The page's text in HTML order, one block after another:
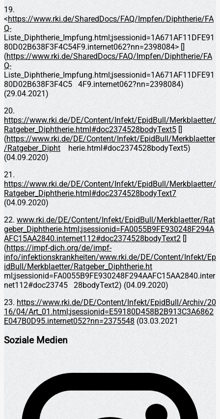
19.
<https://www.rki.de/SharedDocs/FAQ/Impfen/Diphtherie/FA
Q-
Liste_Diphtherie_Impfung.html;jsessionid=1A671AF11DFE91
80D02B638F3F4C54F9.internet062?nn=2398084> []
(https://www.rki.de/SharedDocs/FAQ/Impfen/Diphtherie/FA
Q-
Liste_Diphtherie_Impfung.html;jsessionid=1A671AF11DFE91
80D02B638F3F4C5 4F9.internet062?nn=2398084)
(29.04.2021)
20.
https://www.rki.de/DE/Content/Infekt/EpidBull/Merkblaetter/
Ratgeber_Diphtherie.html#doc2374528bodyText5[]
(https://www.rki.de/DE/Content/Infekt/EpidBull/Merkblaetter
/Ratgeber_Diphtherie.html#doc2374528bodyText5)
(04.09.2020)
21.
https://www.rki.de/DE/Content/Infekt/EpidBull/Merkblaetter/
Ratgeber_Diphtherie.html#doc2374528bodyText7
(04.09.2020)
22.www.rki.de/DE/Content/Infekt/EpidBull/Merkblaetter/Rat
geber_Diphtherie.html;jsessionid=FA0055B9FE930248F294A
AFC15AA2840.internet112#doc2374528bodyText2[]
(https://impf-dich.org/de/impf-
info/infektionskrankheiten/www.rki.de/DE/Content/Infekt/Ep
idBull/Merkblaetter/Ratgeber_Diphtherie.ht
ml;jsessionid=FA0055B9FE930248F294AAFC15AA2840.inter
net112#doc23745 28bodyText2) (04.09.2020)
23.https://www.rki.de/DE/Content/Infekt/EpidBull/Archiv/20
16/04/Art_01.html;jsessionid=E59180D458B2B913C3A6862
E047B0D95.internet052?nn=2375548(03.03.2021
Soziale Medien